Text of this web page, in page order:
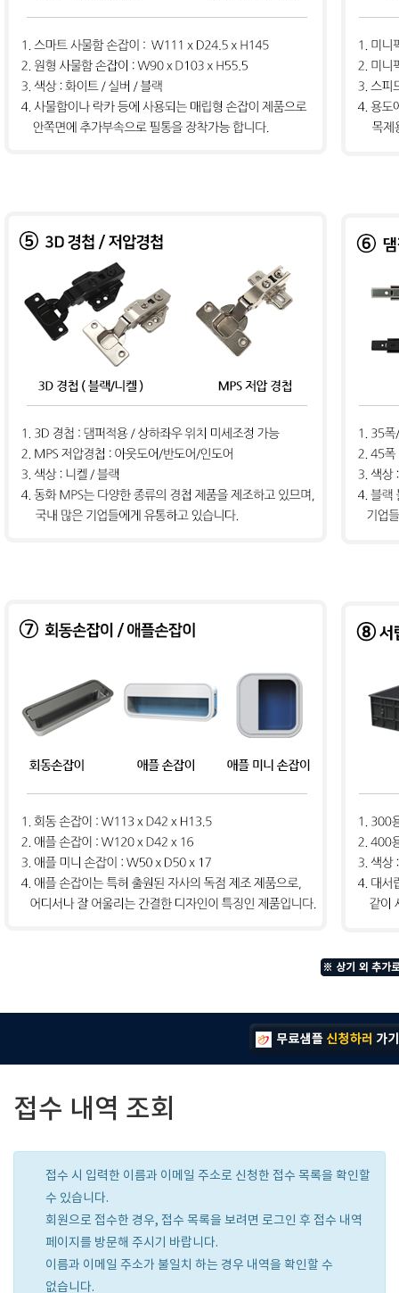
접수 내역 조회
접수 시 입력한 이름과 이메일 주소로 신청한 접수 목록을 확인할
수 있습니다.
회원으로 접수한 경우, 접수 목록을 보려면 로그인 후 접수 내역
페이지를 방문해 주시기 바랍니다.
이름과 이메일 주소가 불일치 하는 경우 내역을 확인할 수
없습니다.